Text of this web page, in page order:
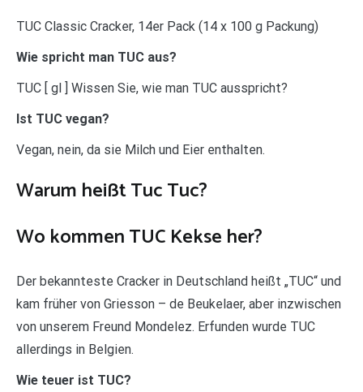
TUC Classic Cracker, 14er Pack (14 x 100 g Packung)
Wie spricht man TUC aus?
TUC [ gl ] Wissen Sie, wie man TUC ausspricht?
Ist TUC vegan?
Vegan, nein, da sie Milch und Eier enthalten.
Warum heißt Tuc Tuc?
Wo kommen TUC Kekse her?
Der bekannteste Cracker in Deutschland heißt „TUC“ und
kam früher von Griesson – de Beukelaer, aber inzwischen
von unserem Freund Mondelez. Erfunden wurde TUC
allerdings in Belgien.
Wie teuer ist TUC?